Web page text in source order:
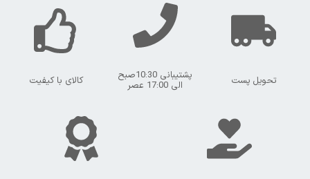
تحویل پست پشتیبانی 10:30صبح
الی 17:00 عصر کالای با کیفیت